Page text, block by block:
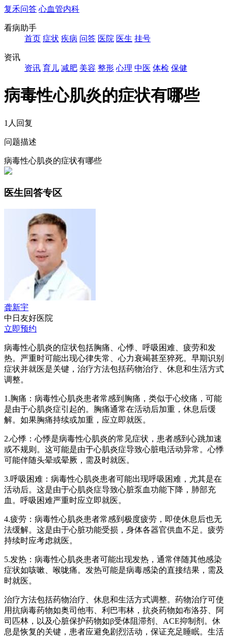
复禾问答 心血管内科
看病助手
首页 症状 疾病 问答 医院 医生 挂号
资讯
资讯 育儿 减肥 美容 整形 心理 中医 体检 保健
病毒性心肌炎的症状有哪些
1人回复
问题描述
病毒性心肌炎的症状有哪些
医生回答专区
龚新宇
中日友好医院
立即预约
病毒性心肌炎的症状包括胸痛、心悸、呼吸困难、疲劳和发
热。严重时可能出现心律失常、心力衰竭甚至猝死。早期识别
症状并就医是关键，治疗方法包括药物治疗、休息和生活方式
调整。
1.胸痛：病毒性心肌炎患者常感到胸痛，类似于心绞痛，可能
是由于心肌炎症引起的。胸痛通常在活动后加重，休息后缓
解。如果胸痛持续或加重，应立即就医。
2.心悸：心悸是病毒性心肌炎的常见症状，患者感到心跳加速
或不规则。这可能是由于心肌炎症导致心脏电活动异常。心悸
可能伴随头晕或晕厥，需及时就医。
3.呼吸困难：病毒性心肌炎患者可能出现呼吸困难，尤其是在
活动后。这是由于心肌炎症导致心脏泵血功能下降，肺部充
血。呼吸困难严重时应立即就医。
4.疲劳：病毒性心肌炎患者常感到极度疲劳，即使休息后也无
法缓解。这是由于心脏功能受损，身体各器官供血不足。疲劳
持续时应考虑就医。
5.发热：病毒性心肌炎患者可能出现发热，通常伴随其他感染
症状如咳嗽、喉咙痛。发热可能是病毒感染的直接结果，需及
时就医。
治疗方法包括药物治疗、休息和生活方式调整。药物治疗可使
用抗病毒药物如奥司他韦、利巴韦林，抗炎药物如布洛芬、阿
司匹林，以及心脏保护药物如β受体阻滞剂、ACE抑制剂。休
息是恢复的关键，患者应避免剧烈活动，保证充足睡眠。生活